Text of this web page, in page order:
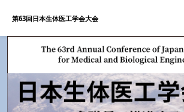
第63回日本生体医工学会大会